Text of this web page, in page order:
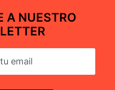
A NUESTRO